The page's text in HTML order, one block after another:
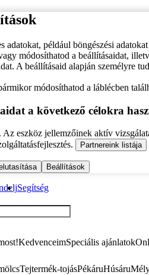
adatokat, például böngészési
módosíthatod a beállításaidat,
A beállításaid alapján személyre
módosíthatod a láblécben
a következő célokra
Az eszköz jellemzőinek aktív
Partnereink listája
Beállítások
Segítség
KedvenceimSpeciális ajánlatok
Tejtermék-tojásPékáruHúsáru